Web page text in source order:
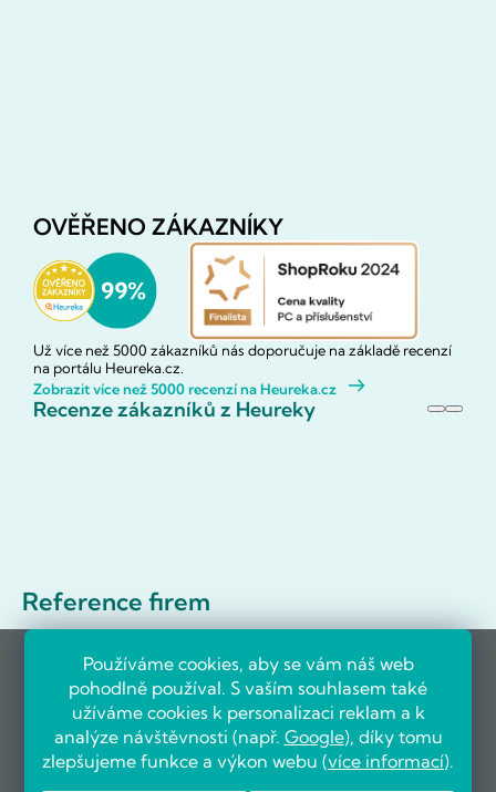
Používáme cookies, aby se vám náš web
pohodlně používal. S vaším souhlasem také
užíváme cookies k personalizaci reklam a k
analýze návštěvnosti (např. Google), díky tomu
zlepšujeme funkce a výkon webu (více informací).
OVĚŘENO ZÁKAZNÍKY
Už více než 5000 zákazníků nás doporučuje na základě recenzí
na portálu Heureka.cz.
Zobrazit více než 5000 recenzí na Heureka.cz
Recenze zákazníků z Heureky
Reference firem